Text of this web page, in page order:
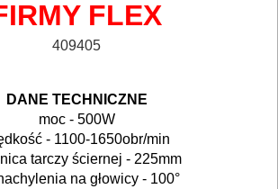
FLEX
409405
DANE TECHNICZNE
moc - 500W
- 1100-1650obr/min
tarczy ściernej - 225mm
na głowicy - 100°